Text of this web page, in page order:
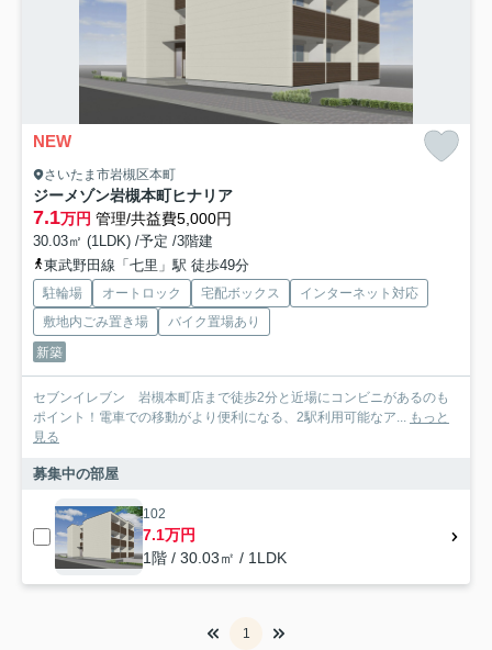
NEW
さいたま市岩槻区本町
ジーメゾン岩槻本町ヒナリア
7.1万円 管理/共益費5,000円
30.03㎡ (1LDK) /予定 /3階建
東武野田線「七里」駅 徒歩49分
駐輪場 オートロック 宅配ボックス
インターネット対応
敷地内ごみ置き場
バイク置場あり
新築
セブンイレブン 岩槻本町店まで徒歩2分と近場にコンビニがあるのも
ポイント！電車での移動がより便利になる、2駅利用可能なア... もっと
見る
募集中の部屋
102
7.1万円
1階 / 30.03㎡ / 1LDK
1